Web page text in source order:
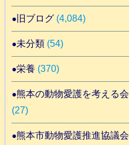
旧ブログ(4,084)
未分類(54)
栄養 (370)
熊本の動物愛護を考える会
(27)
熊本市動物愛護推進協議会